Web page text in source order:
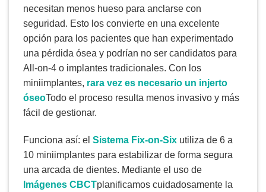
necesitan menos hueso para anclarse con
seguridad. Esto los convierte en una excelente
opción para los pacientes que han experimentado
una pérdida ósea y podrían no ser candidatos para
All-on-4 o implantes tradicionales. Con los
miniimplantes, rara vez es necesario un injerto
óseoTodo el proceso resulta menos invasivo y más
fácil de gestionar.
Funciona así: el Sistema Fix-on-Six utiliza de 6 a
10 miniimplantes para estabilizar de forma segura
una arcada de dientes. Mediante el uso de
Imágenes CBCTplanificamos cuidadosamente la